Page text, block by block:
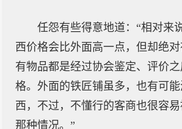
任怨有些得意地道：“相对来
西价格会比外面高一点，但却绝
有物品都是经过协会鉴定、评价
格。外面的铁匠铺虽多，也有可
西，不过，不懂行的客商也很容
那种情况。”